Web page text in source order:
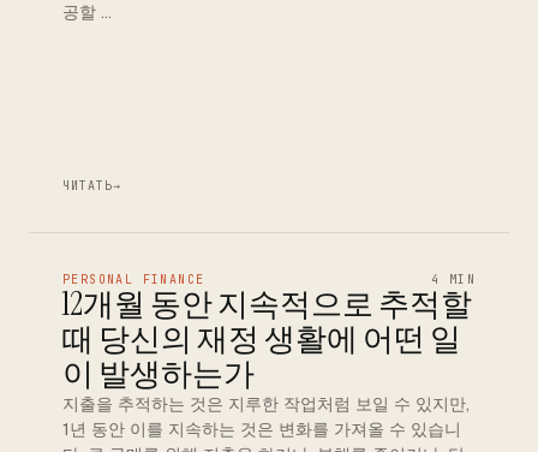
공할 …
ЧИТАТЬ→
PERSONAL FINANCE 4 MIN
12개월 동안 지속적으로 추적할
때 당신의 재정 생활에 어떤 일
이 발생하는가
지출을 추적하는 것은 지루한 작업처럼 보일 수 있지만,
1년 동안 이를 지속하는 것은 변화를 가져올 수 있습니